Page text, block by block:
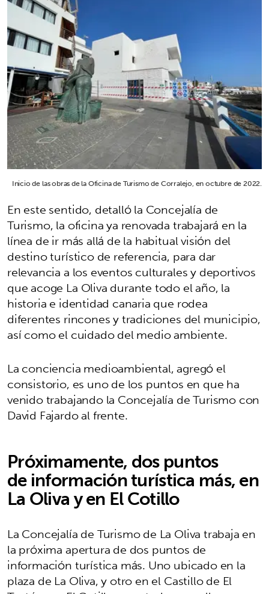
Inicio de las obras de la Oficina de Turismo de Corralejo, en octubre de 2022.
En este sentido, detalló la Concejalía de
Turismo, la oficina ya renovada trabajará en la
línea de ir más allá de la habitual visión del
destino turístico de referencia, para dar
relevancia a los eventos culturales y deportivos
que acoge La Oliva durante todo el año, la
historia e identidad canaria que rodea
diferentes rincones y tradiciones del municipio,
así como el cuidado del medio ambiente.
La conciencia medioambiental, agregó el
consistorio, es uno de los puntos en que ha
venido trabajando la Concejalía de Turismo con
David Fajardo al frente.
Próximamente, dos puntos
de información turística más, en
La Oliva y en El Cotillo
La Concejalía de Turismo de La Oliva trabaja en
la próxima apertura de dos puntos de
información turística más. Uno ubicado en la
plaza de La Oliva, y otro en el Castillo de El